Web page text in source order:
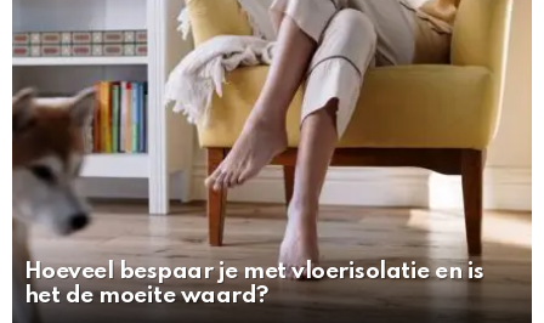
Hoeveel bespaar je met vloerisolatie en is
het de moeite waard?